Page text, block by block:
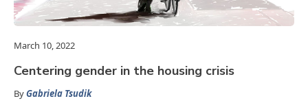
March 10, 2022
Centering gender in the housing crisis
ByGabriela Tsudik